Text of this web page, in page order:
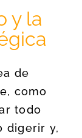
y la
de
como
todo
digerir y,